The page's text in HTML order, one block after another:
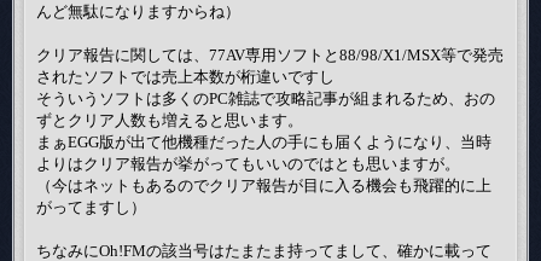
んど無駄になりますからね）
クリア報告に関しては、77AV専用ソフトと88/98/X1/MSX等で発売
されたソフトでは売上本数が桁違いですし
そういうソフトは多くのPC雑誌で攻略記事が組まれるため、おの
ずとクリア人数も増えると思います。
まぁEGG版が出て他機種だった人の手にも届くようになり、当時
よりはクリア報告が挙がってもいいのではとも思いますが。
（今はネットもあるのでクリア報告が目に入る機会も飛躍的に上
がってますし）
ちなみにOh!FMの該当号はたまたま持ってまして、確かに載って